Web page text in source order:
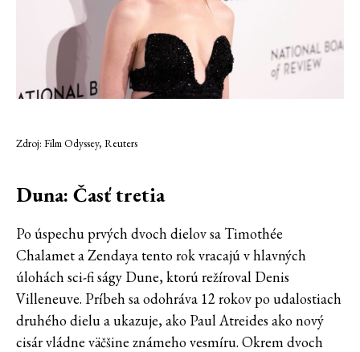
Zdroj: Film Odyssey, Reuters
Duna: Časť tretia
Po úspechu prvých dvoch dielov sa Timothée
Chalamet a Zendaya tento rok vracajú v hlavných
úlohách sci-fi ságy Dune, ktorú režíroval Denis
Villeneuve. Príbeh sa odohráva 12 rokov po udalostiach
druhého dielu a ukazuje, ako Paul Atreides ako nový
cisár vládne väčšine známeho vesmíru. Okrem dvoch